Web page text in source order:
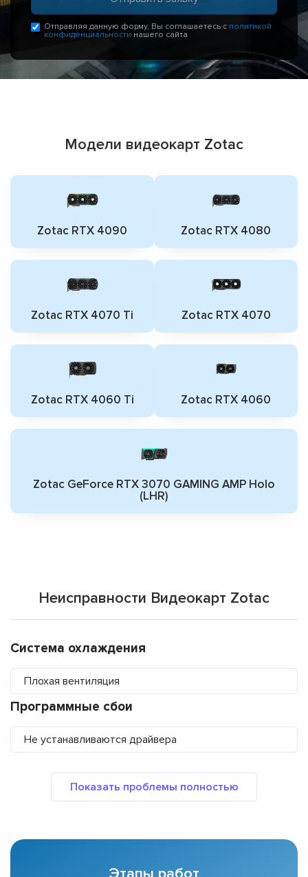
Отправляя данную форму, Вы соглашаетесь с политикой
конфиденциальности нашего сайта
Модели видеокарт Zotac
Zotac RTX 4090 Zotac RTX 4080
Zotac RTX 4070 Ti Zotac RTX 4070
Zotac RTX 4060 Ti Zotac RTX 4060
Zotac GeForce RTX 3070 GAMING AMP Holo
(LHR)
Неисправности Видеокарт Zotac
Система охлаждения
Плохая вентиляция
Программные сбои
Не устанавливаются драйвера